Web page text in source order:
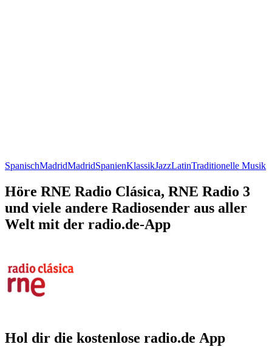
SpanischMadridMadridSpanienKlassikJazzLatinTraditionelle Musik
Höre RNE Radio Clásica, RNE Radio 3
und viele andere Radiosender aus aller
Welt mit der radio.de-App
Hol dir die kostenlose radio.de App